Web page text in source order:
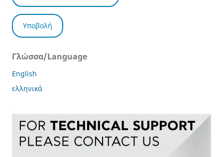
Υποβολή
Γλώσσα/Language
English
ελληνικά